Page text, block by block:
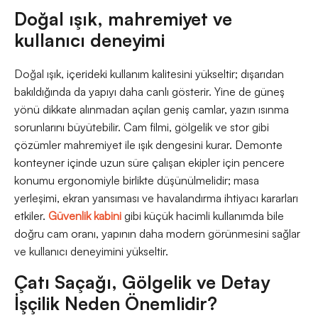
Doğal ışık, mahremiyet ve
kullanıcı deneyimi
Doğal ışık, içerideki kullanım kalitesini yükseltir; dışarıdan
bakıldığında da yapıyı daha canlı gösterir. Yine de güneş
yönü dikkate alınmadan açılan geniş camlar, yazın ısınma
sorunlarını büyütebilir. Cam filmi, gölgelik ve stor gibi
çözümler mahremiyet ile ışık dengesini kurar. Demonte
konteyner içinde uzun süre çalışan ekipler için pencere
konumu ergonomiyle birlikte düşünülmelidir; masa
yerleşimi, ekran yansıması ve havalandırma ihtiyacı kararları
etkiler. Güvenlik kabini gibi küçük hacimli kullanımda bile
doğru cam oranı, yapının daha modern görünmesini sağlar
ve kullanıcı deneyimini yükseltir.
Çatı Saçağı, Gölgelik ve Detay
İşçilik Neden Önemlidir?